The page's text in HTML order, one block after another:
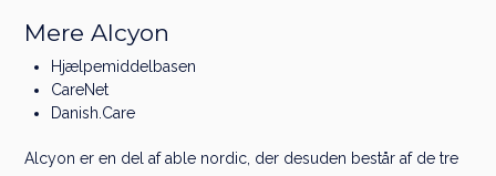
Mere Alcyon
Hjælpemiddelbasen
CareNet
Danish.Care
Alcyon er en del afable nordic , der desuden består af de tre